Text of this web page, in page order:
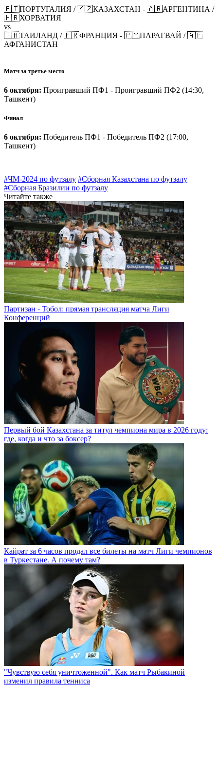
🇵🇹ПОРТУГАЛИЯ / 🇰🇿КАЗАХСТАН - 🇦🇷АРГЕНТИНА /
🇭🇷ХОРВАТИЯ
vs
🇹🇭ТАИЛАНД / 🇫🇷ФРАНЦИЯ - 🇵🇾ПАРАГВАЙ / 🇦🇫
АФГАНИСТАН
Матч за третье место
6 октября: Проигравший ПФ1 - Проигравший ПФ2 (14:30,
Ташкент)
Финал
6 октября: Победитель ПФ1 - Победитель ПФ2 (17:00,
Ташкент)
#ЧМ-2024 по футзалу #Сборная Казахстана по футзалу
#Сборная Бразилии по футзалу
Читайте также
Партизан - Тобол: прямая трансляция матча Лиги
Конференций
Первый бой Казахстана за титул чемпиона мира в 2026 году:
где, когда и что за боксер?
Кайрат за 6 часов продал все билеты на матч Лиги чемпионов
в Туркестане. А почему там?
"Чувствую себя уничтоженной". Как матч Рыбакиной
изменил правила тенниса